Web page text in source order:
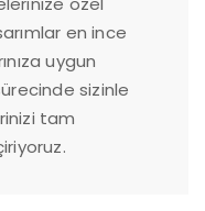
en ince
uygun
sizinle
tam